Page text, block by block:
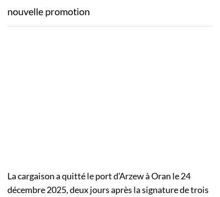
nouvelle promotion
La cargaison a quitté le port d’Arzew à Oran le 24
décembre 2025, deux jours après la signature de trois